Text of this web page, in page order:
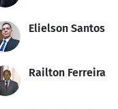
Elielson Santos
Railton Ferreira